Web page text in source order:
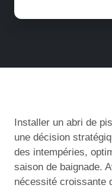
Installer un abri de
une décision
des intempéries,
saison de baignade.
nécessité croissante